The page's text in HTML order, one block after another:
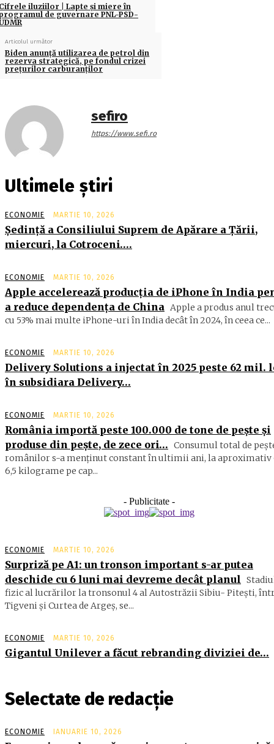
iluziilor | Lapte și miere în
de guvernare PNL-PSD-
Articolul următor
Biden anunţă utilizarea de petrol din
rezerva strategică, pe fondul crizei
preţurilor carburanţilor
sefiro
https://www.sefi.ro
Ultimele știri
ECONOMIE MARTIE 10, 2026
Şedinţă a Consiliului Suprem de Apărare a Ţării,
miercuri, la Cotroceni….
ECONOMIE MARTIE 10, 2026
Apple accelerează producția de iPhone în India
a reduce dependența de China Apple a produs anul
cu 53% mai multe iPhone-uri în India decât în 2024, în ceea ce...
ECONOMIE MARTIE 10, 2026
Delivery Solutions a injectat în 2025 peste 62 mil.
în subsidiara Delivery…
ECONOMIE MARTIE 10, 2026
România importă peste 100.000 de tone de peşte şi
produse din peşte, de zece ori… Consumul total de
ro­mâ­nilor s-a menţinut constant în ul­timii ani, la aproximativ
6,5 ki­lograme pe cap...
- Publicitate -
ECONOMIE MARTIE 10, 2026
Surpriză pe A1: un tronson important s-ar putea
deschide cu 6 luni mai devreme decât planul
fizic al lucrărilor la tronsonul 4 al Autostrăzii Sibiu- Piteşti,
Tigveni şi Curtea de Argeş, se...
ECONOMIE MARTIE 10, 2026
Gigantul Unilever a făcut rebranding diviziei de…
Selectate de redacție
ECONOMIE IANUARIE 10, 2026